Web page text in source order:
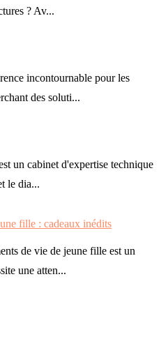
incontournable pour les
un cabinet d'expertise technique
fille : cadeaux inédits
de vie de jeune fille est un